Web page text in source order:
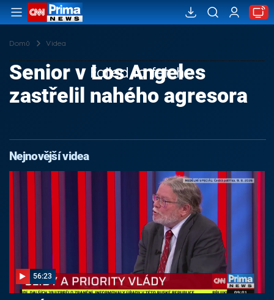
Domů Videa
Failed to fetch
Senior v Los Angeles
zastřelil nahého agresora
Nejnovější videa
56:23